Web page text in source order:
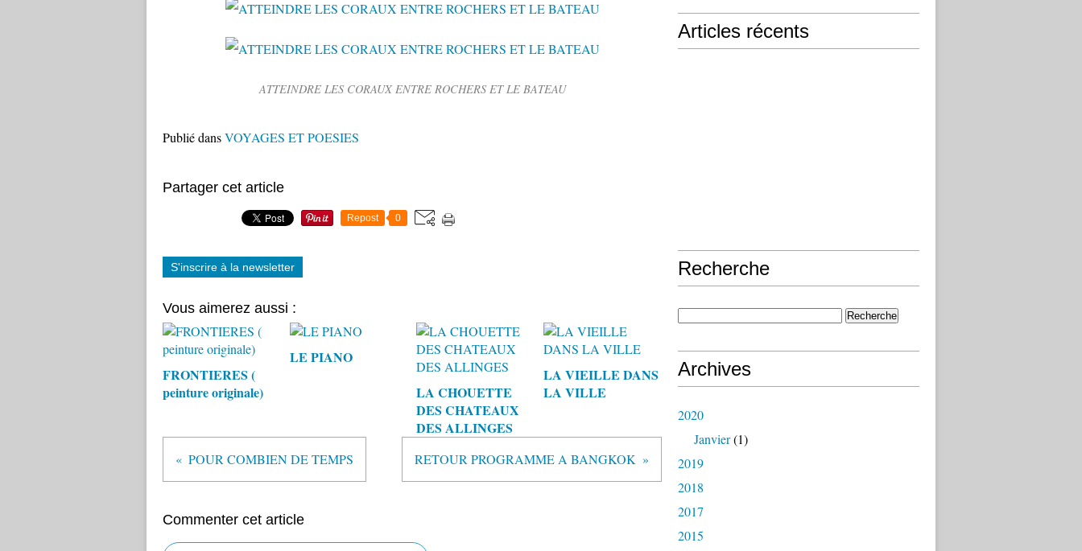
ATTEINDRE LES CORAUX ENTRE ROCHERS ET LE BATEAU
Publié dansVOYAGES ET POESIES
Partager cet article
Repost 0
S'inscrire à la newsletter
Vous aimerez aussi :
FRONTIERES (
peinture originale)
LE PIANO
LA CHOUETTE
DES CHATEAUX
DES ALLINGES
LA VIEILLE DANS
LA VILLE
POUR COMBIEN DE TEMPS RETOUR PROGRAMME A BANGKOK
Commenter cet article
Articles récents
Recherche
Archives
2020
Janvier(1)
2019
2018
2017
2015